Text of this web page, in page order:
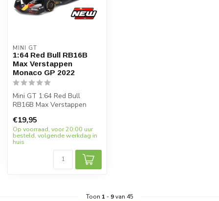
MINI GT
1:64 Red Bull RB16B
Max Verstappen
Monaco GP 2022
Mini GT 1:64 Red Bull
RB16B Max Verstappen
absolute must-h...
€19,95
Op voorraad, voor 20:00 uur
besteld, volgende werkdag in
huis
Toon 1 - 9van 45